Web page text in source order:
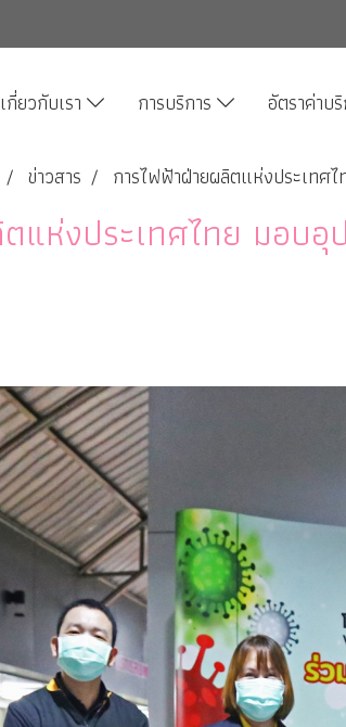
เกี่ยวกับเรา การบริการ อัตราค่าบ
ข่าวสาร การไฟฟ้าฝ่ายผลิตแห่งประเท
ตแห่งประเทศไทย มอบ